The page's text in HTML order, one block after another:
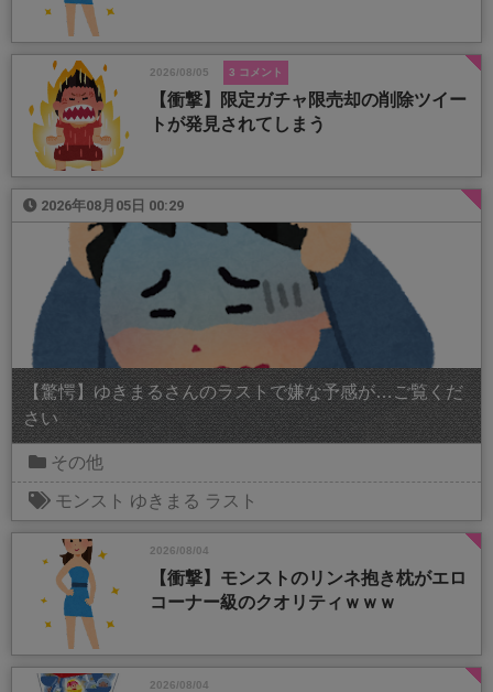
2026/08/05 3 コメント
【衝撃】限定ガチャ限売却の削除ツイー
トが発見されてしまう
2026年08月05日 00:29
【驚愕】ゆきまるさんのラストで嫌な予感が…ご覧くだ
さい
その他
モンスト ゆきまる ラスト
2026/08/04
【衝撃】モンストのリンネ抱き枕がエロ
コーナー級のクオリティｗｗｗ
2026/08/04